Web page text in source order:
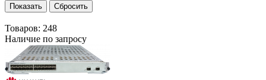
Товаров: 248
Наличие по запросу